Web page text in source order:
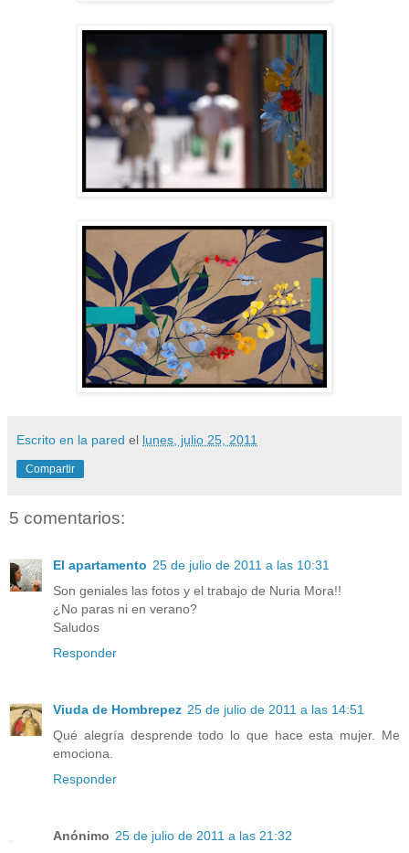
Escrito en la pared el lunes, julio 25, 2011
Compartir
5 comentarios:
El apartamento 25 de julio de 2011 a las 10:31
Son geniales las fotos y el trabajo de Nuria Mora!!
¿No paras ni en verano?
Saludos
Responder
Viuda de Hombrepez 25 de julio de 2011 a las 14:51
Qué alegría desprende todo lo que hace esta mujer. Me
emociona.
Responder
Anónimo 25 de julio de 2011 a las 21:32